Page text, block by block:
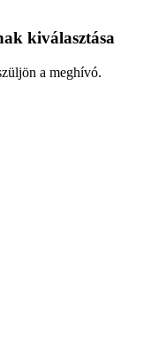
kiválasztása
a meghívó.